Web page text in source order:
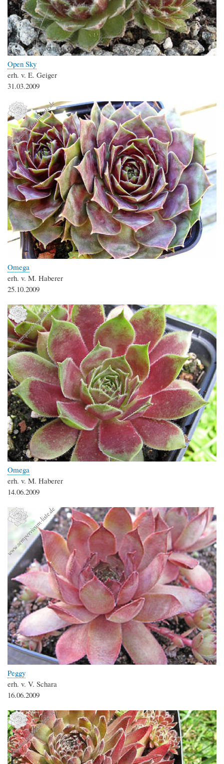
Open Sky
erh. v. E. Geiger
31.03.2009
Omega
erh. v. M. Haberer
25.10.2009
Omega
erh. v. M. Haberer
14.06.2009
Peggy
erh. v. V. Schara
16.06.2009